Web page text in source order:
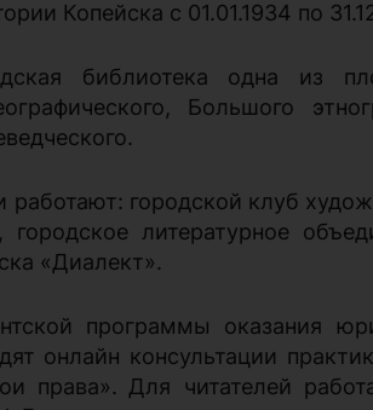
Копейска с 01.01.1934 по
библиотека одна из
Большого
работают: городской клуб
городское литературное
«Диалект».
программы оказания
онлайн консультации
права». Для читателей